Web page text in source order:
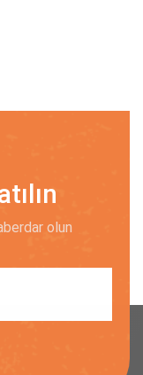
olun